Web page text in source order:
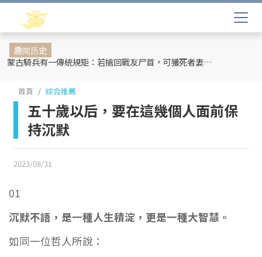
趣闻历史
蒙古騎兵有一傳統規矩：若搶回戰友尸首，可獲死者妻妾和全部牲畜
首頁 綜合推薦
五十歲以后，要在這幾個人面前保
持沉默
2023/08/31
01
沉默不語，是一種人生積淀，更是一種大智慧。
如同一位哲人所說：